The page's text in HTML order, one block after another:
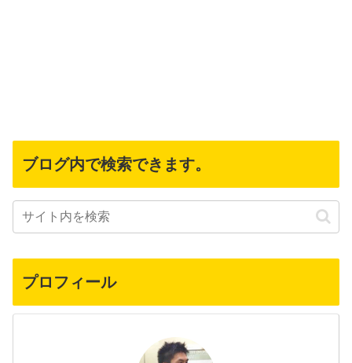
ブログ内で検索できます。
プロフィール